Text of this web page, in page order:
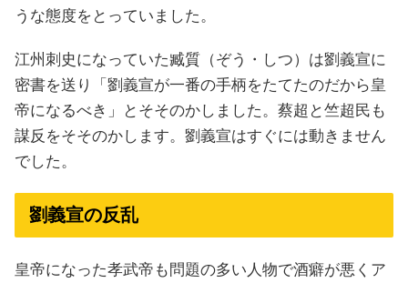
うな態度をとっていました。
江州刺史になっていた臧質（ぞう・しつ）は劉義宣に
密書を送り「劉義宣が一番の手柄をたてたのだから皇
帝になるべき」とそそのかしました。蔡超と竺超民も
謀反をそそのかします。劉義宣はすぐには動きません
でした。
劉義宣の反乱
皇帝になった孝武帝も問題の多い人物で酒癖が悪くア